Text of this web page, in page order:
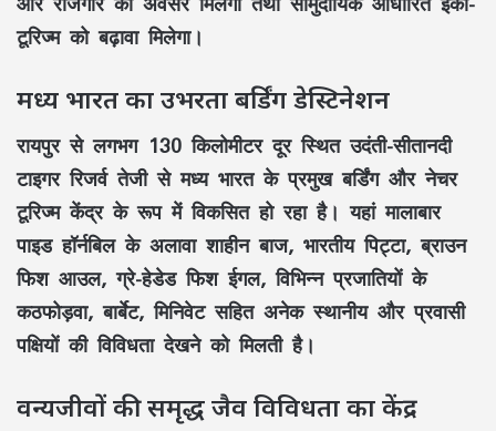
टूरिज्मको बढ़ावा मिलेगा।
मध्य भारत का उभरता बर्डिंग डेस्टिनेशन
रायपुर से लगभग 130 किलोमीटरदूर स्थितउदंती-सीतानदी
टाइगर रिजर्वतेजी सेमध्य भारत के प्रमुख बर्डिंग और नेचर
टूरिज्म केंद्रके रूप में विकसित हो रहा है। यहांमालाबार
पाइड हॉर्नबिलके अलावाशाहीन बाज, भारतीय पिट्टा,ब्राउन
फिश आउल,ग्रे-हेडेड फिश ईगल, विभिन्न प्रजातियों के
कठफोड़वा,बार्बेट,मिनिवेटसहित अनेक स्थानीय और प्रवासी
पक्षियों की विविधता देखने को मिलती है।
वन्यजीवों की समृद्ध जैव विविधता का केंद्र